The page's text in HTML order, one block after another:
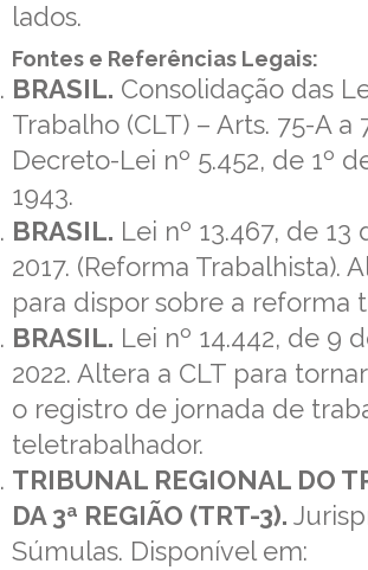
lados.
Fontes e Referências Legais:
BRASIL. Consolidação das
Trabalho (CLT) – Arts. 75-A a
Decreto-Lei nº 5.452, de 1º
1943.
BRASIL. Lei nº 13.467, de
2017. (Reforma Trabalhista).
para dispor sobre a reforma
BRASIL. Lei nº 14.442, de 9
2022. Altera a CLT para
o registro de jornada de
teletrabalhador.
TRIBUNAL REGIONAL DO
DA 3ª REGIÃO (TRT-3).
Súmulas. Disponível em: